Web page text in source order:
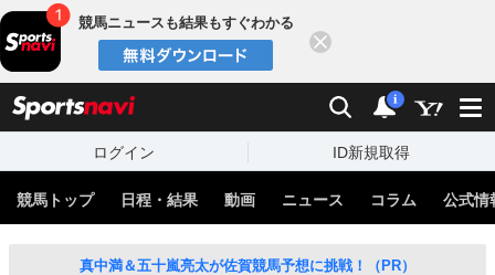
競馬ニュースも結果もすぐわかる
検索 通知
i
ログイン ID新規取得
競馬トップ 日程・結果 動画 ニュース コラム 公式情
真中満＆五十嵐亮太が佐賀競馬予想に挑戦！（PR）